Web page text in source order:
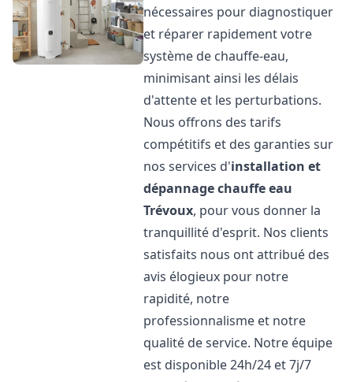
nécessaires pour diagnostiquer
et réparer rapidement votre
système de chauffe-eau,
minimisant ainsi les délais
d'attente et les perturbations.
Nous offrons des tarifs
compétitifs et des garanties sur
nos services d'installation et
dépannage chauffe eau
Trévoux, pour vous donner la
tranquillité d'esprit. Nos clients
satisfaits nous ont attribué des
avis élogieux pour notre
rapidité, notre
professionnalisme et notre
qualité de service. Notre équipe
est disponible 24h/24 et 7j/7